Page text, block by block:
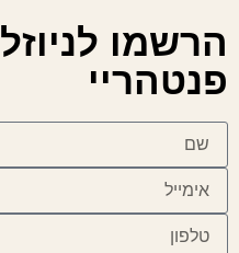
הרשמו
פנטהריי